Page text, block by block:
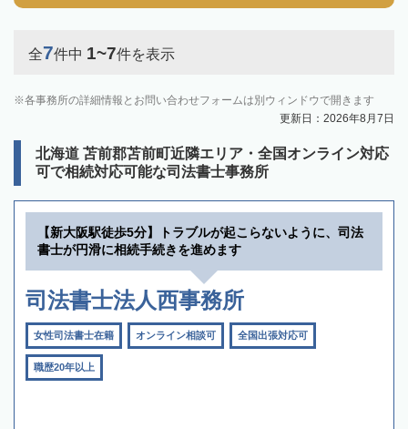
全7件中 1~7件を表示
各事務所の詳細情報とお問い合わせフォームは別ウィンドウで開きます
更新日：2026年8月7日
北海道 苫前郡苫前町近隣エリア・全国オンライン対応
可で相続対応可能な司法書士事務所
【新大阪駅徒歩5分】トラブルが起こらないように、司法
書士が円滑に相続手続きを進めます
司法書士法人西事務所
女性司法書士在籍 オンライン相談可 全国出張対応可
職歴20年以上